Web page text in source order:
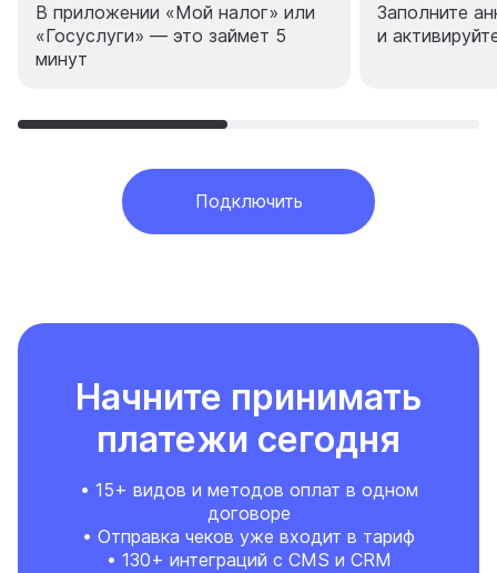
В приложении «Мой налог» или
«Госуслуги» — это займет 5
минут
Заполните
и
Подключить
Начните принимать
платежи сегодня
• 15+ видов и методов оплат в одном
договоре
• Отправка чеков уже входит в тариф
• 130+ интеграций с CMS и CRM